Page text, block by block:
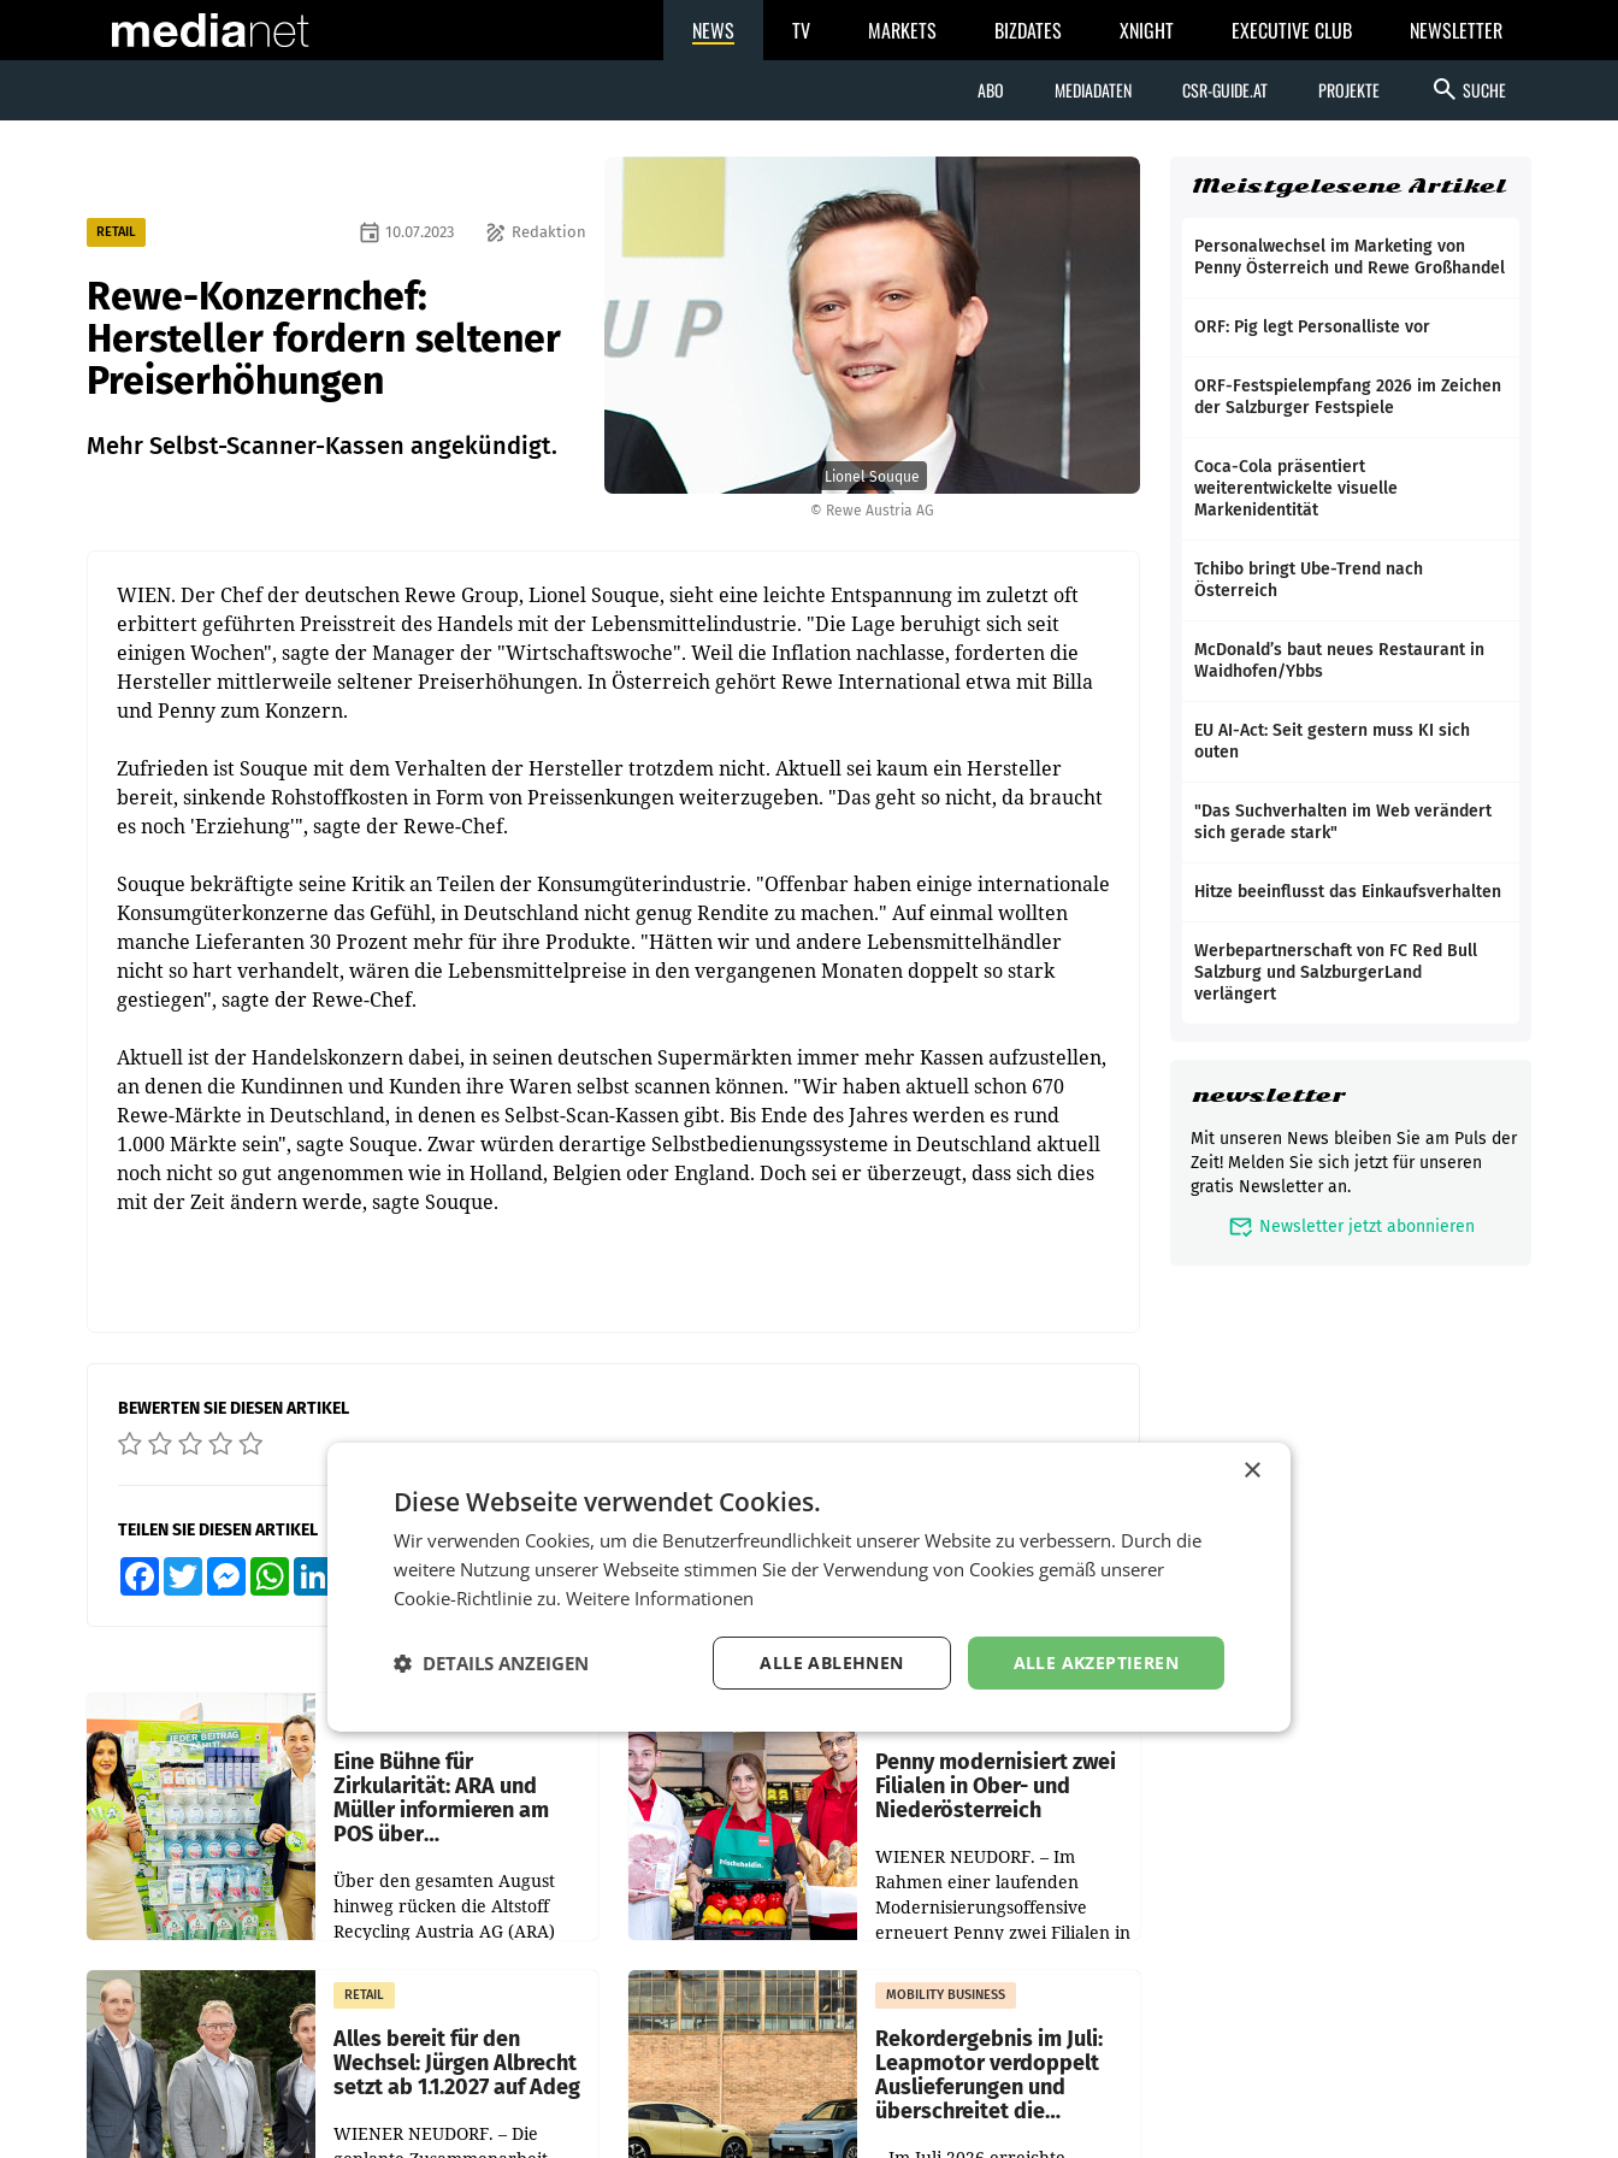
NEWS TV MARKETS BIZDATES XNIGHT EXECUTIVE CLUB NEWSLETTER
ABO MEDIADATEN CSR-GUIDE.AT PROJEKTE search SUCHE
© Rewe Austria AG
Lionel Souque
RETAIL draw Redaktion
event 10.07.2023
Rewe-Konzernchef:
Hersteller fordern seltener
Preiserhöhungen
Mehr Selbst-Scanner-Kassen angekündigt.
WIEN. Der Chef der deutschen Rewe Group, Lionel Souque, sieht eine leichte Entspannung im zuletzt oft
erbittert geführten Preisstreit des Handels mit der Lebensmittelindustrie. "Die Lage beruhigt sich seit
einigen Wochen", sagte der Manager der "Wirtschaftswoche". Weil die Inflation nachlasse, forderten die
Hersteller mittlerweile seltener Preiserhöhungen. In Österreich gehört Rewe International etwa mit Billa
und Penny zum Konzern.
Zufrieden ist Souque mit dem Verhalten der Hersteller trotzdem nicht. Aktuell sei kaum ein Hersteller
bereit, sinkende Rohstoffkosten in Form von Preissenkungen weiterzugeben. "Das geht so nicht, da braucht
es noch 'Erziehung'", sagte der Rewe-Chef.
Souque bekräftigte seine Kritik an Teilen der Konsumgüterindustrie. "Offenbar haben einige internationale
Konsumgüterkonzerne das Gefühl, in Deutschland nicht genug Rendite zu machen." Auf einmal wollten
manche Lieferanten 30 Prozent mehr für ihre Produkte. "Hätten wir und andere Lebensmittelhändler
nicht so hart verhandelt, wären die Lebensmittelpreise in den vergangenen Monaten doppelt so stark
gestiegen", sagte der Rewe-Chef.
Aktuell ist der Handelskonzern dabei, in seinen deutschen Supermärkten immer mehr Kassen aufzustellen,
an denen die Kundinnen und Kunden ihre Waren selbst scannen können. "Wir haben aktuell schon 670
Rewe-Märkte in Deutschland, in denen es Selbst-Scan-Kassen gibt. Bis Ende des Jahres werden es rund
1.000 Märkte sein", sagte Souque. Zwar würden derartige Selbstbedienungssysteme in Deutschland aktuell
noch nicht so gut angenommen wie in Holland, Belgien oder England. Doch sei er überzeugt, dass sich dies
mit der Zeit ändern werde, sagte Souque.
BEWERTEN SIE DIESEN ARTIKEL
TEILEN SIE DIESEN ARTIKEL
FacebookTwitter MessengerWhatsApp XING Teilen
Eine Bühne für
Zirkularität: ARA und
Müller informieren am
POS über
Über den gesamten August
hinweg rücken die Altstoff
Recycling Austria AG (ARA)
Müller die Initiative „Kreislauf-
Helden“ in allen
österreichischen Müller-Filialen
Penny modernisiert zwei
Filialen in Ober- und
Niederösterreich
WIENER NEUDORF. – Im
Rahmen einer laufenden
Modernisierungsoffensive
erneuert Penny zwei Filialen in
Die beiden Standorte liegen in
Haag sowie im rund
RETAIL
Alles bereit für den
Wechsel: Jürgen Albrecht
setzt ab 1.1.2027 auf Adeg
WIENER NEUDORF. – Die
MOBILITY BUSINESS
Rekordergebnis im Juli:
Leapmotor verdoppelt
Auslieferungen und
überschreitet die
Meistgelesene Artikel
Personalwechsel im Marketing von
Penny Österreich und Rewe Großhandel
ORF: Pig legt Personalliste vor
ORF-Festspielempfang 2026 im Zeichen
der Salzburger Festspiele
Coca-Cola präsentiert
weiterentwickelte visuelle
Markenidentität
Tchibo bringt Ube-Trend nach
Österreich
McDonald’s baut neues Restaurant in
Waidhofen/Ybbs
EU AI-Act: Seit gestern muss KI sich
outen
"Das Suchverhalten im Web verändert
sich gerade stark"
Hitze beeinflusst das Einkaufsverhalten
Werbepartnerschaft von FC Red Bull
Salzburg und SalzburgerLand
verlängert
newsletter
Mit unseren News bleiben Sie am Puls der
Zeit! Melden Sie sich jetzt für unseren
gratis Newsletter an.
mark_email_read Newsletter jetzt abonnieren
×
Diese Webseite verwendet Cookies.
Wir verwenden Cookies, um die Benutzerfreundlichkeit unserer Website zu verbessern. Durch die
weitere Nutzung unserer Webseite stimmen Sie der Verwendung von Cookies gemäß unserer
Cookie-Richtlinie zu. Weitere Informationen
ALLE AKZEPTIEREN
ALLE ABLEHNEN
DETAILS ANZEIGEN